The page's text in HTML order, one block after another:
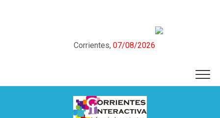
Corrientes, 07/08/2026